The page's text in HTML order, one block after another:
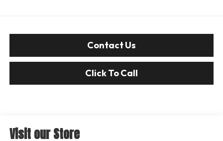
Contact Us
Click To Call
Visit our Store